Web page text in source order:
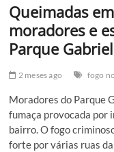
Queimadas
moradores e
Parque
2 meses ago fogo
Moradores do Parque
fumaça provocada por
bairro. O fogo
forte por várias ruas